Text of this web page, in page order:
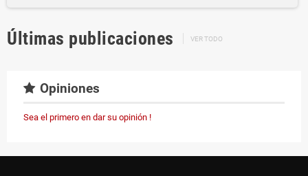
Últimas publicaciones VER TODO
Opiniones
Sea el primero en dar su opinión !